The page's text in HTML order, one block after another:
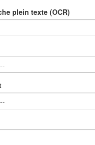
plein texte (OCR)